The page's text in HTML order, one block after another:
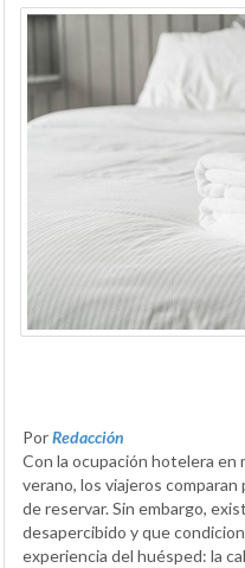
PorRedacción
Con la ocupación hotelera en
verano, los viajeros
de reservar. Sin embargo,
desapercibido y que
experiencia del huésped: la